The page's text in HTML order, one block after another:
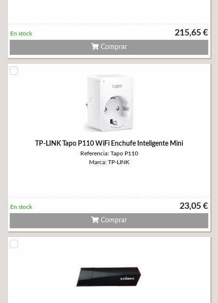
215,65 €
En stock
Comprar
TP-LINK Tapo P110 WiFi Enchufe Inteligente Mini
Referencia: Tapo P110
Marca: TP-LINK
23,05 €
En stock
Comprar